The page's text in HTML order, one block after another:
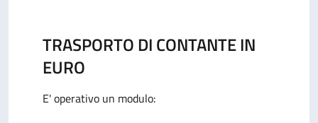
TRASPORTO DI CONTANTE IN
EURO
E' operativo un modulo: